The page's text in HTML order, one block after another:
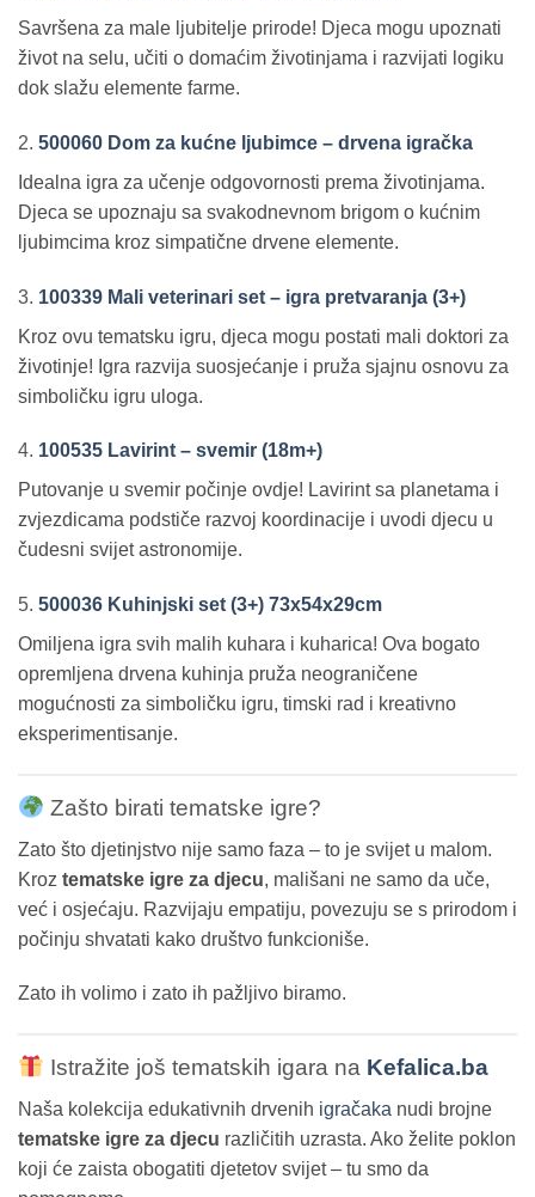
Savršena za male ljubitelje prirode! Djeca mogu upoznati
život na selu, učiti o domaćim životinjama i razvijati logiku
dok slažu elemente farme.
2. 500060 Dom za kućne ljubimce – drvena igračka
Idealna igra za učenje odgovornosti prema životinjama.
Djeca se upoznaju sa svakodnevnom brigom o kućnim
ljubimcima kroz simpatične drvene elemente.
3. 100339 Mali veterinari set – igra pretvaranja (3+)
Kroz ovu tematsku igru, djeca mogu postati mali doktori za
životinje! Igra razvija suosjećanje i pruža sjajnu osnovu za
simboličku igru uloga.
4. 100535 Lavirint – svemir (18m+)
Putovanje u svemir počinje ovdje! Lavirint sa planetama i
zvjezdicama podstiče razvoj koordinacije i uvodi djecu u
čudesni svijet astronomije.
5. 500036 Kuhinjski set (3+) 73x54x29cm
Omiljena igra svih malih kuhara i kuharica! Ova bogato
opremljena drvena kuhinja pruža neograničene
mogućnosti za simboličku igru, timski rad i kreativno
eksperimentisanje.
Zašto birati tematske igre?
Zato što djetinjstvo nije samo faza – to je svijet u malom.
Kroz tematske igre za djecu, mališani ne samo da uče,
već i osjećaju. Razvijaju empatiju, povezuju se s prirodom i
počinju shvatati kako društvo funkcioniše.
Zato ih volimo i zato ih pažljivo biramo.
Istražite još tematskih igara na Kefalica.ba
Naša kolekcija edukativnih drvenih igračaka nudi brojne
tematske igre za djecu različitih uzrasta. Ako želite poklon
koji će zaista obogatiti djetetov svijet – tu smo da